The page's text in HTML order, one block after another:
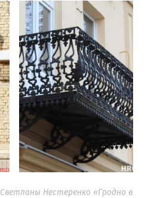
Нестеренко «Гродно в